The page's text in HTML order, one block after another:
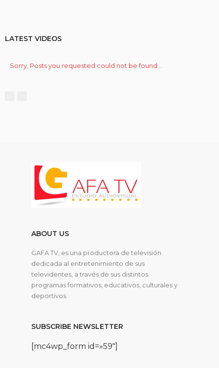
LATEST VIDEOS
Sorry, Posts you requested could not be found...
ABOUT US
GAFA TV, es una productora de televisión
dedicada al entretenimiento de sus
televidentes, a través de sus distintos
programas formativos, educativos, culturales y
deportivos.
SUBSCRIBE NEWSLETTER
[mc4wp_form id=»59″]